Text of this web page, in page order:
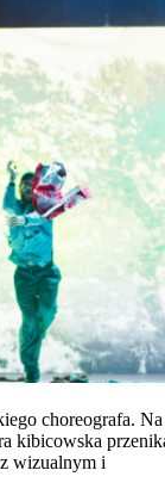
choreografa. Na
kibicowska
wizualnym i